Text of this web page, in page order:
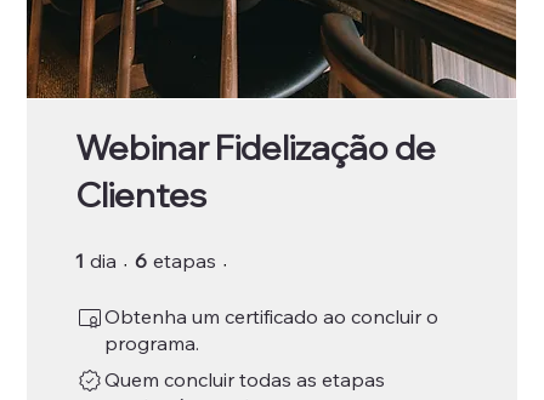
Webinar Fidelização de
Clientes
1 dia 1 dia
6 etapas
Obtenha um certificado ao concluir o
programa.
Quem concluir todas as etapas